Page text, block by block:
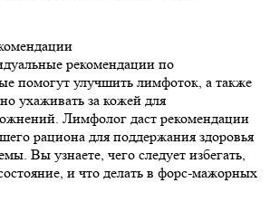
рекомендации по
помогут улучшить лимфоток, а также
ухаживать за кожей для
Лимфолог даст рекомендации
рациона для поддержания здоровья
Вы узнаете, чего следует избегать,
и что делать в форс-мажорных